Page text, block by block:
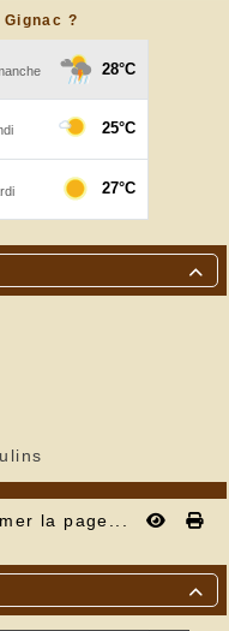
Gignac ?

la page...
